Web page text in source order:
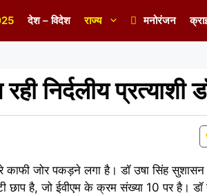
देश – विदेश राज्य मनोरंजन
निर्दलीय प्रत्याशी
काफी जोर पकड़ने लगा है। डॉ उषा सिंह
छाप है, जो ईवीएम के क्रम संख्या 10 पर है। डॉ